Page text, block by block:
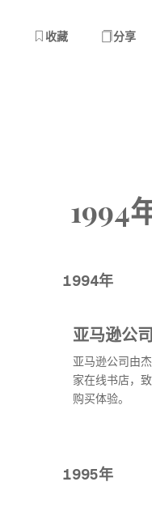
收藏 分享
1994
1994年
亚马逊公
亚马逊公司由
家在线书店，
购买体验。
1995年